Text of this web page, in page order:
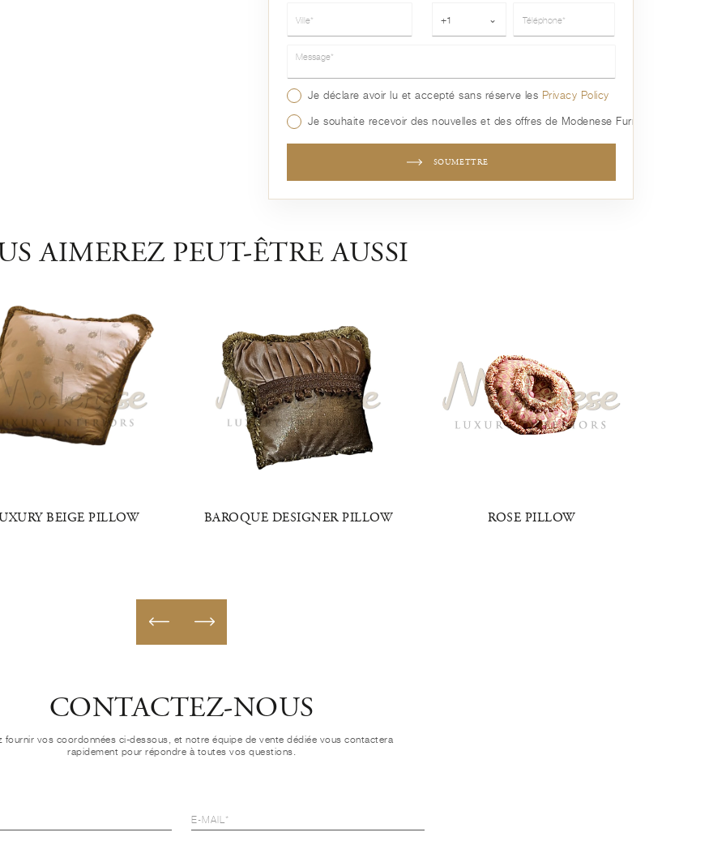
+1 ⌄
Message*
Je déclare avoir lu et accepté sans réserve les Privacy Policy
Je souhaite recevoir des nouvelles et des offres de Modenese Furniture
SOUMETTRE
AIMEREZ PEUT-ÊTRE AUSSI
BEIGE PILLOW BAROQUE DESIGNER PILLOW ROSE PILLOW
CONTACTEZ-NOUS
fournir vos coordonnées ci-dessous, et notre équipe de vente dédiée vous contactera
rapidement pour répondre à toutes vos questions.